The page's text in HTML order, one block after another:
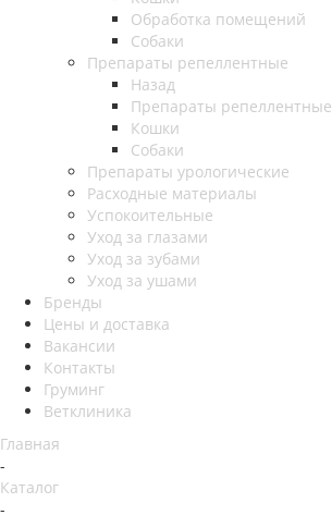
Обработка помещений
Собаки
Препараты репеллентные
Назад
Препараты репеллентные
Кошки
Собаки
Препараты урологические
Расходные материалы
Успокоительные
Уход за глазами
Уход за зубами
Уход за ушами
Бренды
Цены и доставка
Вакансии
Контакты
Груминг
Ветклиника
Главная
-
Каталог
-